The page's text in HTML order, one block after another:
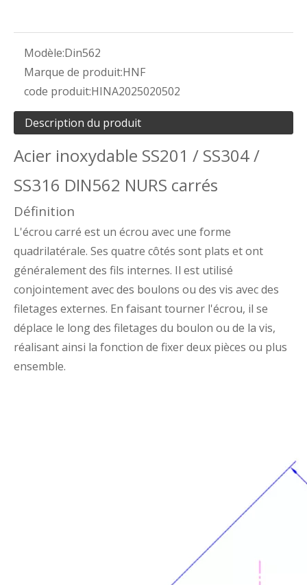
Modèle:Din562
Marque de produit:HNF
code produit:HINA2025020502
Description du produit
Acier inoxydable SS201 / SS304 /
SS316 DIN562 NURS carrés
Définition
L'écrou carré est un écrou avec une forme
quadrilatérale. Ses quatre côtés sont plats et ont
généralement des fils internes. Il est utilisé
conjointement avec des boulons ou des vis avec des
filetages externes. En faisant tourner l'écrou, il se
déplace le long des filetages du boulon ou de la vis,
réalisant ainsi la fonction de fixer deux pièces ou plus
ensemble.